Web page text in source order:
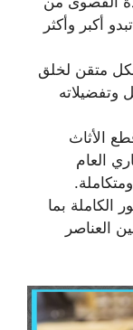
أكبر وأكثر
متقن لخلق
الأثاث
العام
الكاملة بما
العناصر